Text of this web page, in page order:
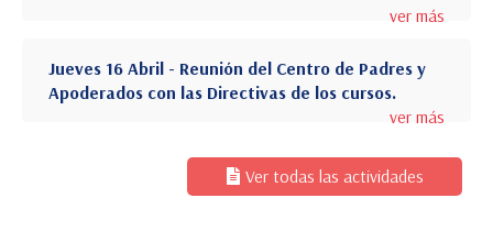
ver más
Jueves 16 Abril - Reunión del Centro de Padres y
Apoderados con las Directivas de los cursos.
ver más
Ver todas las actividades